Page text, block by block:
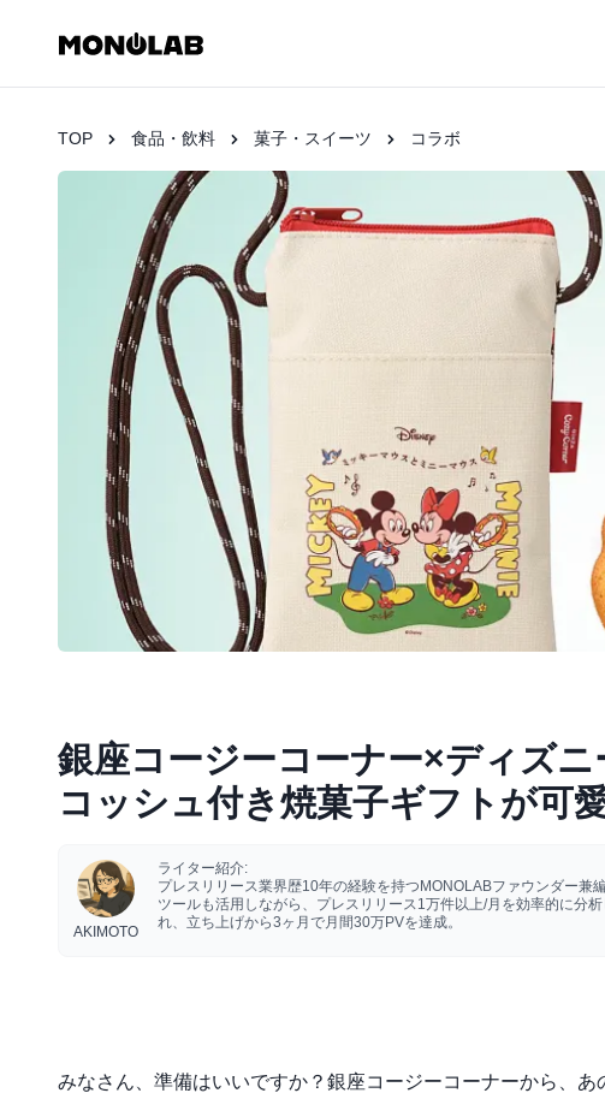
TOP 食品・飲料 菓子・スイーツ コラボ
銀座コージーコーナー×ディズ
コッシュ付き焼菓子ギフトが可
AKIMOTO
ライター紹介:
プレスリリース業界歴10年の経験を持つMONOLABファウンダー兼
ツールも活用しながら、プレスリリース1万件以上/月を効率的に分
れ、立ち上げから3ヶ月で月間30万PVを達成。
みなさん、準備はいいですか？銀座コージーコーナーから、